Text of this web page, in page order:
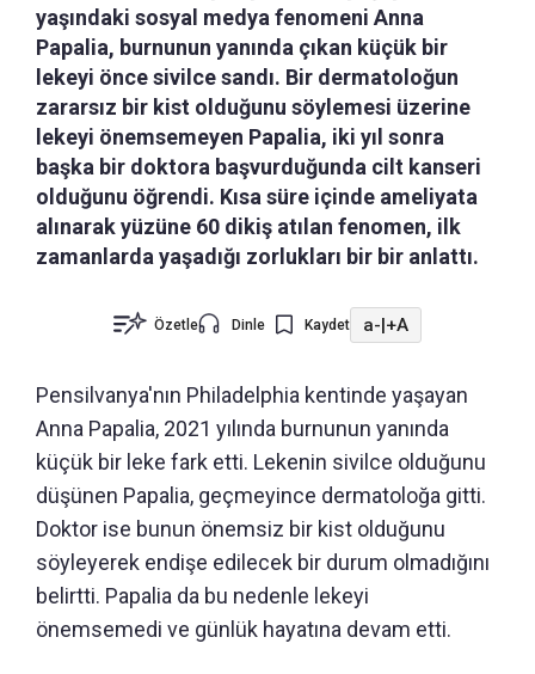
yaşındaki sosyal medya fenomeni Anna
Papalia, burnunun yanında çıkan küçük bir
lekeyi önce sivilce sandı. Bir dermatoloğun
zararsız bir kist olduğunu söylemesi üzerine
lekeyi önemsemeyen Papalia, iki yıl sonra
başka bir doktora başvurduğunda cilt kanseri
olduğunu öğrendi. Kısa süre içinde ameliyata
alınarak yüzüne 60 dikiş atılan fenomen, ilk
zamanlarda yaşadığı zorlukları bir bir anlattı.
Özetle Dinle Kaydet a-|+A
Pensilvanya'nın Philadelphia kentinde yaşayan
Anna Papalia, 2021 yılında burnunun yanında
küçük bir leke fark etti. Lekenin sivilce olduğunu
düşünen Papalia, geçmeyince dermatoloğa gitti.
Doktor ise bunun önemsiz bir kist olduğunu
söyleyerek endişe edilecek bir durum olmadığını
belirtti. Papalia da bu nedenle lekeyi
önemsemedi ve günlük hayatına devam etti.